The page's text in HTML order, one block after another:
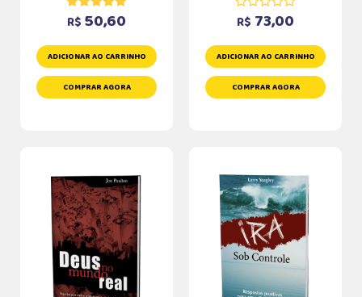
R$ 50,60
ADICIONAR AO CARRINHO
COMPRAR AGORA
R$ 73,00
ADICIONAR AO CARRINHO
COMPRAR AGORA